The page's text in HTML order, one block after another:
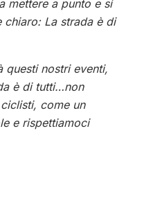
mettere a punto e si
La strada è di
questi nostri eventi,
è di tutti…non
come un
e rispettiamoci